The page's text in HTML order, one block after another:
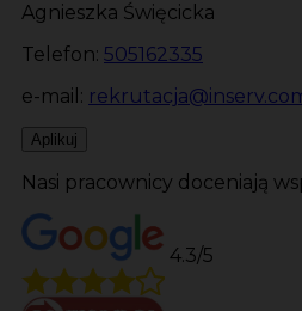
Agnieszka Święcicka
Telefon: 505162335
e-mail:
Aplikuj
Nasi pracownicy doceniają
4.3/5